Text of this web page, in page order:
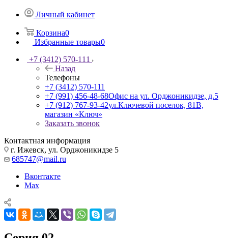
Личный кабинет
Корзина0
Избранные товары0
+7 (3412) 570-111
Назад
Телефоны
+7 (3412) 570-111
+7 (991) 456-48-68Офис на ул. Орджоникидзе, д.5
+7 (912) 767-93-42ул.Ключевой поселок, 81В,
магазин «Ключ»
Заказать звонок
Контактная информация
г. Ижевск, ул. Орджоникидзе 5
685747@mail.ru
Вконтакте
Max